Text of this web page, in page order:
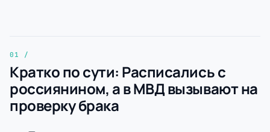
Кратко по сути: Расписались с
россиянином, а в МВД вызывают на
проверку брака